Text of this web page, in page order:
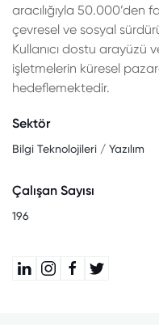
aracılığıyla 50.000’den
çevresel ve sosyal
Kullanıcı dostu arayüzü
işletmelerin küresel
hedeflemektedir.
Sektör
Bilgi Teknolojileri / Yazılım
Çalışan Sayısı
196